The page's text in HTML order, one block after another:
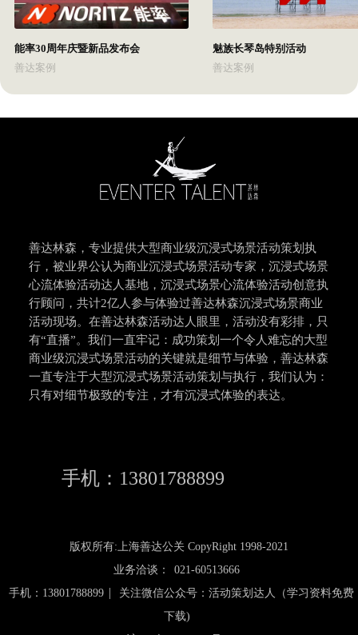
能率30周年庆暨新品发布会
善达案例
魅族长琴岛特别活动
善达案例
善达林森，专业提供大型商业级沉浸式场景活动策划执
行，被业界公认为商业沉浸式场景活动专家，沉浸式场景
心流体验活动达人基地，沉浸式场景心流体验活动创意执
行顾问，共计2亿人参与体验过善达林森沉浸式场景商业
活动现场。在善达林森活动达人眼里，活动没有彩排，只
有“直播”。我们一直牢记：成功策划一个令人难忘的大型
商业级沉浸式场景活动的关键就是细节与体验，善达林森
一直专注于大型沉浸式场景活动策划与执行，我们认为：
只有对细节极致的专注，才有沉浸式体验的表达。
手机：13801788899
版权所有:上海善达公关 CopyRight 1998-2021
业务洽谈：
021-60513666
手机：13801788899 |
关注微信公众号：活动策划达人（学习资料免费
下载)